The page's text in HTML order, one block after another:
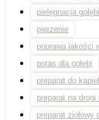
pielęgnacja gołębi
pierzenie
poprawa jakości
potas dla gołębi
preparat do
preparat na drogi
preparat ziołowy